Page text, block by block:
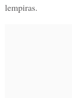
lempiras.